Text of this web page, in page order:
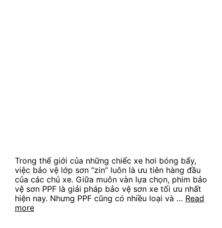
Trong thế giới của những chiếc xe hơi bóng bẩy,
việc bảo vệ lớp sơn “zin” luôn là ưu tiên hàng đầu
của các chủ xe. Giữa muôn vàn lựa chọn, phim bảo
vệ sơn PPF là giải pháp bảo vệ sơn xe tối ưu nhất
hiện nay. Nhưng PPF cũng có nhiều loại và … Read
more